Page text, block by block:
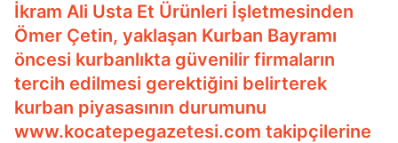
İkram Ali Usta Et Ürünleri İşletmesinden
Ömer Çetin, yaklaşan Kurban Bayramı
öncesi kurbanlıkta güvenilir firmaların
tercih edilmesi gerektiğini belirterek
kurban piyasasının durumunu
www.kocatepegazetesi.com takipçilerine